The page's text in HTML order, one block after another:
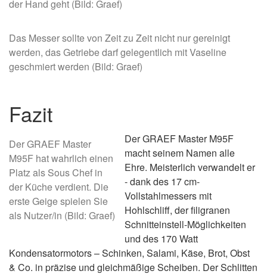
der Hand geht (Bild: Graef)
Das Messer sollte von Zeit zu Zeit nicht nur gereinigt
werden, das Getriebe darf gelegentlich mit Vaseline
geschmiert werden (Bild: Graef)
Fazit
Der GRAEF Master
M95F hat wahrlich einen
Platz als Sous Chef in
der Küche verdient. Die
erste Geige spielen Sie
als Nutzer/in (Bild: Graef)
Der GRAEF Master M95F
macht seinem Namen alle
Ehre. Meisterlich verwandelt er
- dank des 17 cm-
Vollstahlmessers mit
Hohlschliff, der filigranen
Schnitteinstell-Möglichkeiten
und des 170 Watt
Kondensatormotors – Schinken, Salami, Käse, Brot, Obst
& Co. in präzise und gleichmäßige Scheiben. Der Schlitten